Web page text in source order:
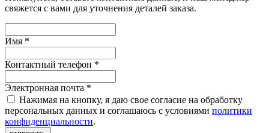
свяжется с вами для уточнения деталей заказа.
Имя *
Контактный телефон *
Электронная почта *
Нажимая на кнопку, я даю свое согласие на обработку
персональных данных и соглашаюсь с условиями политики
конфиденциальности.